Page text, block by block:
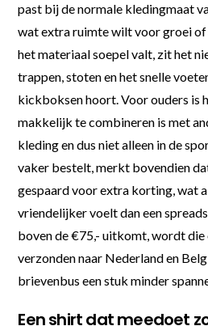
past bij de normale kledingmaat
wat extra ruimte wilt voor groei
het materiaal soepel valt, zit het
trappen, stoten en het snelle
kickboksen hoort. Voor ouders is
makkelijk te combineren is met
kleding en dus niet alleen in de
vaker bestelt, merkt bovendien
gespaard voor extra korting, wat
vriendelijker voelt dan een
boven de €75,- uitkomt, wordt die
verzonden naar Nederland en
brievenbus een stuk minder
Een shirt dat meedoet